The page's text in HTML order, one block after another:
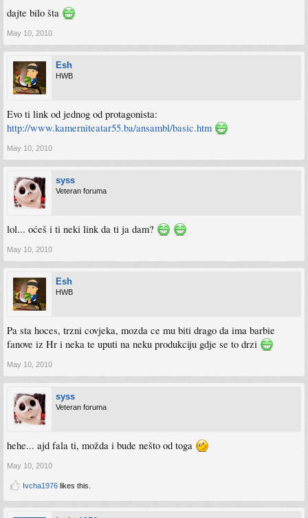
dajte bilo šta
May 10, 2010
Esh
HWB
Evo ti link od jednog od protagonista:
http://www.kamerniteatar55.ba/ansambl/basic.htm
May 10, 2010
syss
Veteran foruma
lol... oćeš i ti neki link da ti ja dam?
May 10, 2010
Esh
HWB
Pa sta hoces, trzni covjeka, mozda ce mu biti drago da ima barbie
fanove iz Hr i neka te uputi na neku produkciju gdje se to drzi
May 10, 2010
syss
Veteran foruma
hehe... ajd fala ti, možda i bude nešto od toga
May 10, 2010
Ivcha1976 likes this.